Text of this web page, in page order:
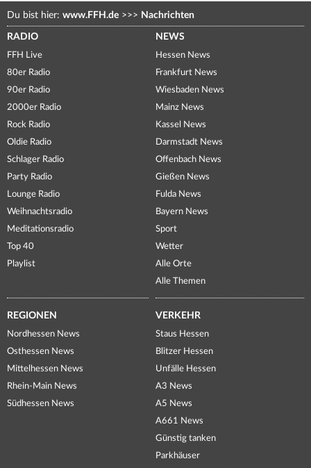
Du bist hier: www.FFH.de >>> Nachrichten
RADIO
FFH Live
80er Radio
90er Radio
2000er Radio
Rock Radio
Oldie Radio
Schlager Radio
Party Radio
Lounge Radio
Weihnachtsradio
Meditationsradio
Top 40
Playlist
NEWS
Hessen News
Frankfurt News
Wiesbaden News
Mainz News
Kassel News
Darmstadt News
Offenbach News
Gießen News
Fulda News
Bayern News
Sport
Wetter
Alle Orte
Alle Themen
REGIONEN
Nordhessen News
Osthessen News
Mittelhessen News
Rhein-Main News
Südhessen News
VERKEHR
Staus Hessen
Blitzer Hessen
Unfälle Hessen
A3 News
A5 News
A661 News
Günstig tanken
Parkhäuser